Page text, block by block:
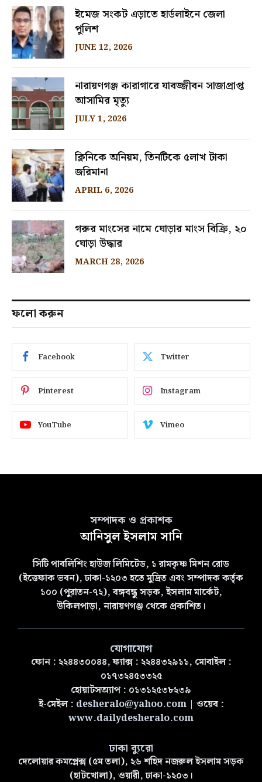
ইমেজ সংকট এড়াতে হার্ডলাইনে জেলা
পুলিশ
JUNE 12, 2026
নারায়ণগঞ্জ কারাগারে যাবজ্জীবন সাজাপ্রাপ্ত
আসামির মৃত্যু
JULY 1, 2026
ক্লিনিকে অনিয়ম, তিনটিকে ৫লাখ টাকা
জরিমানা
APRIL 6, 2026
গরুর মাংসের নামে ঘোড়ার মাংস বিক্রি, ২০
ঘোড়া উদ্ধার
MARCH 28, 2026
ফলো করুন
Facebook Twitter
Pinterest Instagram
YouTube Vimeo
সম্পাদক ও প্রকাশক
আনিসুল ইসলাম সানি
সিটি পাবলিশিং হাউজ লিমিটেড, ১ রামকৃষ্ণ মিশন রোড
(ইত্তেফাক ভবন), ঢাকা-১২০৩ হতে মুদ্রিত এবং সম্পাদক কর্তৃক
১০০ (পুরাতন-৭২), বঙ্গবন্ধু সড়ক, ইসলাম মার্কেট,
উকিলপাড়া, নারায়ণগঞ্জ থেকে প্রকাশিত।
যোগাযোগ
ফোন : ২২৪৪৩০০৪৪, ফ্যাক্স : ২২৪৪৩২৯১১, মোবাইল :
০১৭৩২৪৫৩৩২৫
হোয়াটসঅ্যাপ : ০১৩১২৫৩৮২৩৯
ই-মেইল : desheralo@yahoo.com| ওয়েব :
www.dailydesheralo.com
ঢাকা ব্যুরো
দেলোয়ার কমপ্লেক্স (৫ম তলা), ২৬ শহিদ নজরুল ইসলাম সড়ক
(হাটখোলা), ওয়ারী, ঢাকা-১২০৩।